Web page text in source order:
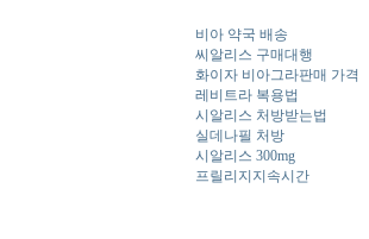
비아 약국 배송
씨알리스 구매대행
화이자 비아그라판매 가격
레비트라 복용법
시알리스 처방받는법
실데나필 처방
시알리스 300mg
프릴리지지속시간